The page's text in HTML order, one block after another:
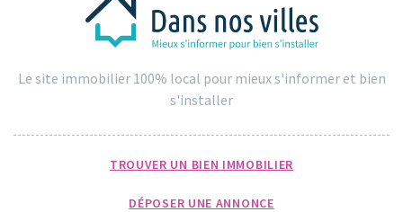
Le site immobilier 100% local pour mieux s'informer et bien
s'installer
TROUVER UN BIEN IMMOBILIER
DÉPOSER UNE ANNONCE